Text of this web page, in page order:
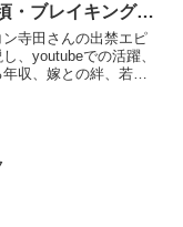
・ブレイキングダ
寺田さんの出禁エピ
、youtubeでの活躍、
収、嫁との絆、若い